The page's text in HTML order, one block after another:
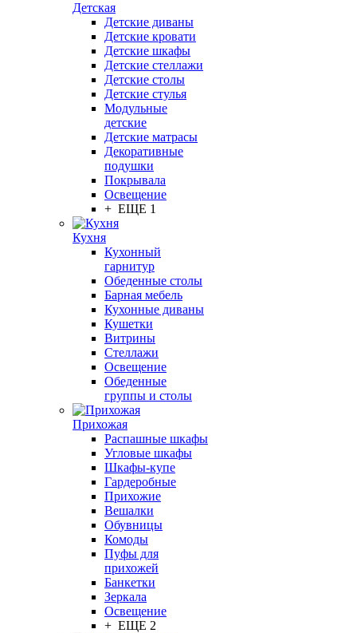
Детская
Детские диваны
Детские кровати
Детские шкафы
Детские стеллажи
Детские столы
Детские стулья
Модульные
детские
Детские матрасы
Декоративные
подушки
Покрывала
Освещение
+ ЕЩЕ 1
Кухня
Кухонный
гарнитур
Обеденные столы
Барная мебель
Кухонные диваны
Кушетки
Витрины
Стеллажи
Освещение
Обеденные
группы и столы
Прихожая
Распашные шкафы
Угловые шкафы
Шкафы-купе
Гардеробные
Прихожие
Вешалки
Обувницы
Комоды
Пуфы для
прихожей
Банкетки
Зеркала
Освещение
+ ЕЩЕ 2